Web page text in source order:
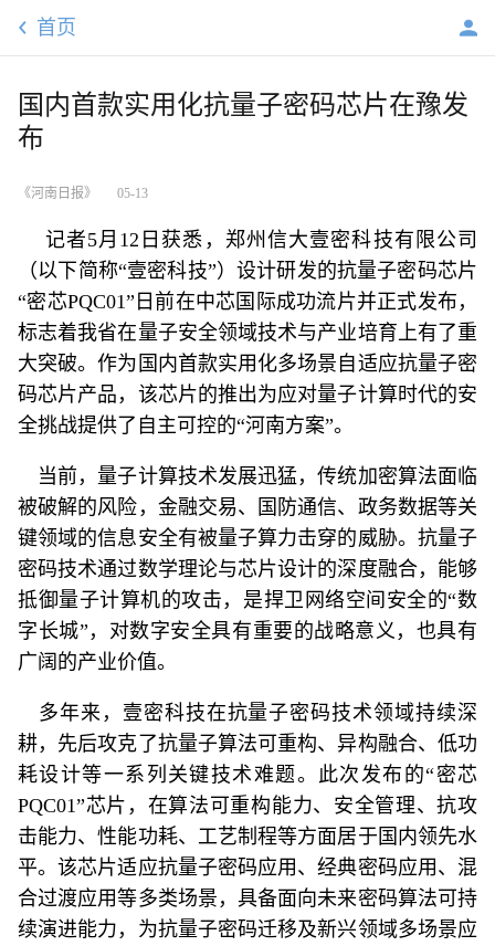
首页
国内首款实用化抗量子密码芯片在豫发
布
《河南日报》 05-13
记者5月12日获悉，郑州信大壹密科技有限公司
（以下简称“壹密科技”）设计研发的抗量子密码芯片
“密芯PQC01”日前在中芯国际成功流片并正式发布，
标志着我省在量子安全领域技术与产业培育上有了重
大突破。作为国内首款实用化多场景自适应抗量子密
码芯片产品，该芯片的推出为应对量子计算时代的安
全挑战提供了自主可控的“河南方案”。
当前，量子计算技术发展迅猛，传统加密算法面临
被破解的风险，金融交易、国防通信、政务数据等关
键领域的信息安全有被量子算力击穿的威胁。抗量子
密码技术通过数学理论与芯片设计的深度融合，能够
抵御量子计算机的攻击，是捍卫网络空间安全的“数
字长城”，对数字安全具有重要的战略意义，也具有
广阔的产业价值。
多年来，壹密科技在抗量子密码技术领域持续深
耕，先后攻克了抗量子算法可重构、异构融合、低功
耗设计等一系列关键技术难题。此次发布的“密芯
PQC01”芯片，在算法可重构能力、安全管理、抗攻
击能力、性能功耗、工艺制程等方面居于国内领先水
平。该芯片适应抗量子密码应用、经典密码应用、混
合过渡应用等多类场景，具备面向未来密码算法可持
续演进能力，为抗量子密码迁移及新兴领域多场景应